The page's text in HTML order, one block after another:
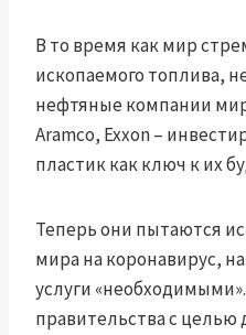
В то время как мир
ископаемого топлива,
нефтяные компании
Aramco, Exxon –
пластиккак ключ к их
Теперь они пытаются
мира на коронавирус,
услуги
правительства с